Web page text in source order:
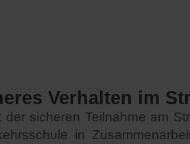
Verhalten im
sicheren Teilnahme am
in